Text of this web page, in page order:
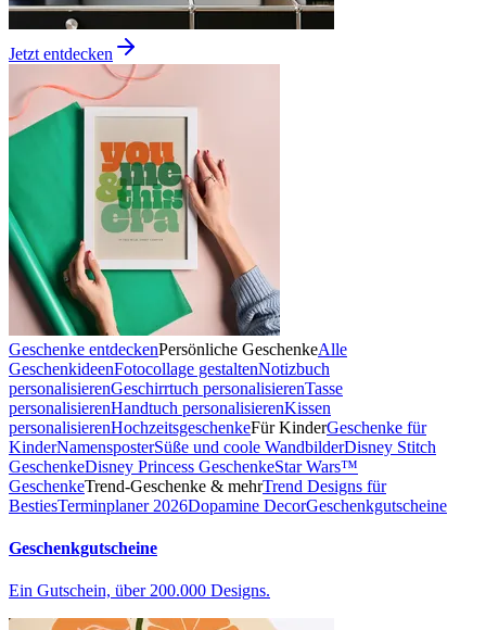
Jetzt entdecken
Geschenke entdeckenPersönliche GeschenkeAlle
GeschenkideenFotocollage gestaltenNotizbuch
personalisierenGeschirrtuch personalisierenTasse
personalisierenHandtuch personalisierenKissen
personalisierenHochzeitsgeschenkeFür KinderGeschenke für
KinderNamensposterSüße und coole WandbilderDisney Stitch
GeschenkeDisney Princess GeschenkeStar Wars™
GeschenkeTrend-Geschenke & mehrTrend Designs für
BestiesTerminplaner 2026Dopamine DecorGeschenkgutscheine
Geschenkgutscheine
Ein Gutschein, über 200.000 Designs.